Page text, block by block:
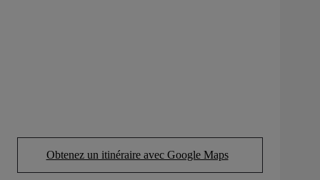
Obtenez un itinéraire avec Google Maps
(Opens in new tab)